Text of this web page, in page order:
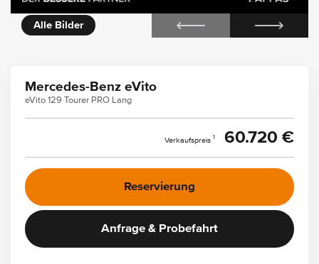
Alle Bilder
Mercedes-Benz eVito
eVito 129 Tourer PRO Lang
Verkaufspreis 1 60.720 €
Reservierung
Anfrage & Probefahrt